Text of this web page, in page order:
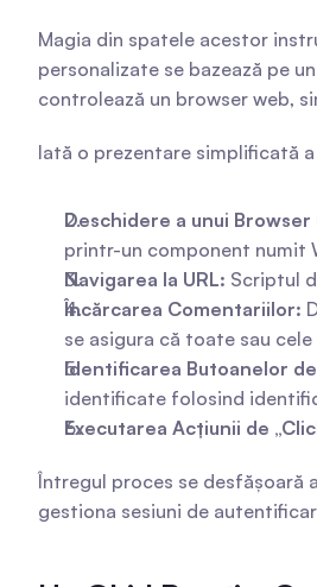
Magia din spatele acestor
personalizate se bazează pe
controlează un browser web,
Iată o prezentare simplificată
Deschidere a unui
printr-un component numit
Navigarea la URL: Scriptul
Încărcarea Comentariilor:
se asigura că toate sau
Identificarea Butoanelor de
identificate folosind
Executarea Acțiunii de
Întregul proces se
gestiona sesiuni de